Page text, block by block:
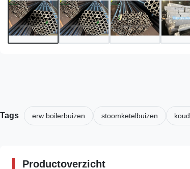
Tags erw boilerbuizen stoomketelbuizen
Productoverzicht